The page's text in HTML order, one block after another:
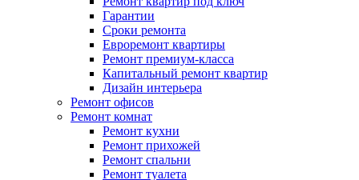
Гарантии
Сроки ремонта
Евроремонт квартиры
Ремонт премиум-класса
Капитальный ремонт квартир
Дизайн интерьера
Ремонт офисов
Ремонт комнат
Ремонт кухни
Ремонт прихожей
Ремонт спальни
Ремонт туалета